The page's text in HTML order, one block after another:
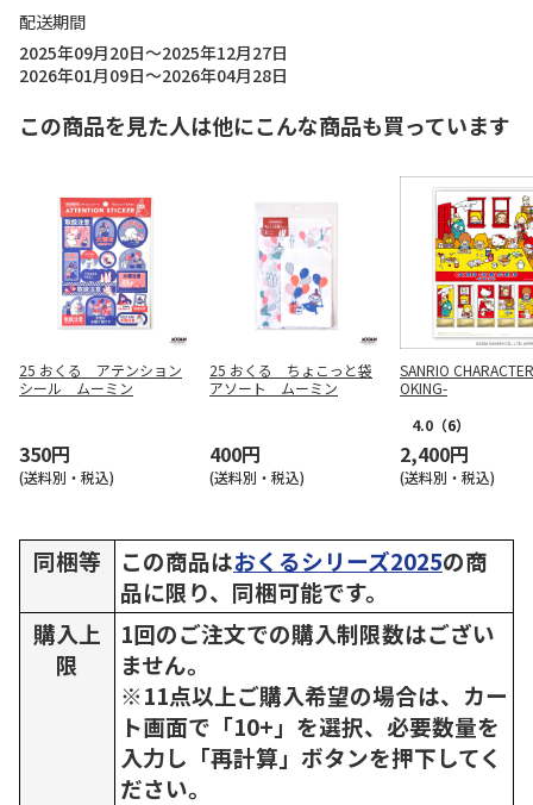
配送期間
2025年09月20日～2025年12月27日
2026年01月09日～2026年04月28日
この商品を見た人は他にこんな商品も買っています
25 おくる アテンション
シール ムーミン
350円
(送料別・税込)
25 おくる ちょこっと袋
アソート ムーミン
400円
(送料別・税込)
SANRIO
OKING-
4.0 （6）
2,400円
(送料別・税込)
同梱等 この商品はおくるシリーズ2025の商
品に限り、同梱可能です。
購入上
限
1回のご注文での購入制限数はござい
ません。
※11点以上ご購入希望の場合は、カー
ト画面で「10+」を選択、必要数量を
入力し「再計算」ボタンを押下してく
ださい。